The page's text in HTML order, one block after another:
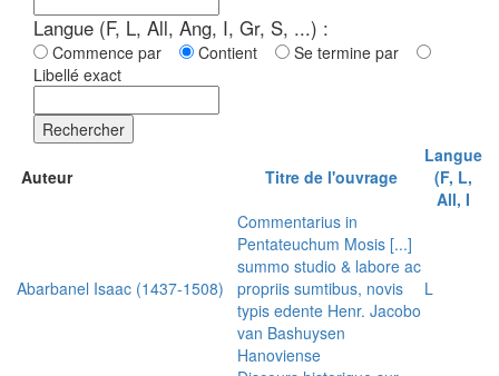
Langue (F, L, All, Ang, I, Gr, S, ...) :
Commence par Contient
Se termine par
Libellé exact
Rechercher
Auteur Titre de l'ouvrage
Langue
(F, L,
All, I
Abarbanel Isaac (1437-1508)
Commentarius in
Pentateuchum Mosis [...]
summo studio & labore ac
propriis sumtibus, novis
typis edente Henr. Jacobo
van Bashuysen
Hanoviense
L